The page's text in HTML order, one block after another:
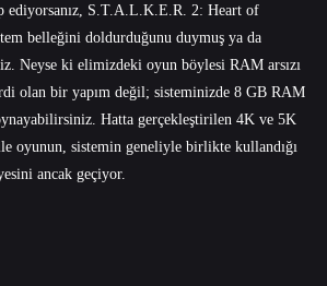
ediyorsanız, S.T.A.L.K.E.R. 2: Heart of
belleğini doldurduğunu duymuş ya da
Neyse ki elimizdeki oyun böylesi RAM arsızı
olan bir yapım değil; sisteminizde 8 GB RAM
Hatta gerçekleştirilen 4K ve 5K
oyunun, sistemin geneliyle birlikte kullandığı
ancak geçiyor.